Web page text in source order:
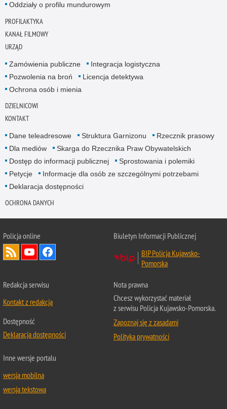
Oddziały o profilu mundurowym
PROFILAKTYKA
KANAŁ FILMOWY
URZĄD
Zamówienia publiczne
Integracja logistyczna
Pozwolenia na broń
Licencja detektywa
Ochrona osób i mienia
DZIELNICOWI
KONTAKT
Dane teleadresowe Struktura Garnizonu
Rzecznik prasowy
Dla mediów
Skarga do Rzecznika Praw Obywatelskich
Dostęp do informacji publicznej
Sprostowania i polemiki
Petycje
Informacje dla osób ze szczególnymi potrzebami
Deklaracja dostępności
OCHRONA DANYCH
Policja online
Biuletyn Informacji Publicznej
BIP Policja Kujawsko-
Pomorska
Redakcja serwisu
Kontakt z redakcją
Dostępność
Deklaracja dostępności
Nota prawna
Chcesz wykorzystać materiał
z serwisu Policja Kujawsko-Pomorska.
Zapoznaj się z zasadami
Polityka prywatności
Inne wersje portalu
wersja mobilna
wersja tekstowa